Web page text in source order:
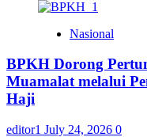
Nasional
BPKH Dorong
Muamalat melalui
Haji
editor1 July 24, 2026 0